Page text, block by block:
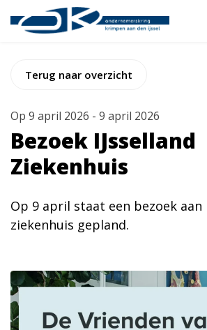
Terug naar overzicht
Op 9 april 2026 - 9 april 2026
Bezoek IJsselland
Ziekenhuis
Op 9 april staat een bezoek aan
ziekenhuis gepland.